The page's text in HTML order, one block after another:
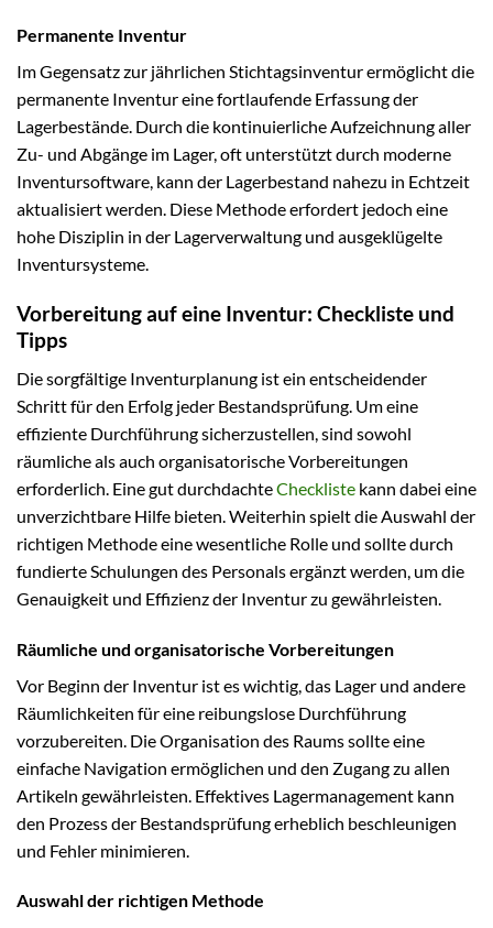
Permanente Inventur
Im Gegensatz zur jährlichen Stichtagsinventur ermöglicht die
permanente Inventur eine fortlaufende Erfassung der
Lagerbestände. Durch die kontinuierliche Aufzeichnung aller
Zu- und Abgänge im Lager, oft unterstützt durch moderne
Inventursoftware, kann der Lagerbestand nahezu in Echtzeit
aktualisiert werden. Diese Methode erfordert jedoch eine
hohe Disziplin in der Lagerverwaltung und ausgeklügelte
Inventursysteme.
Vorbereitung auf eine Inventur: Checkliste und
Tipps
Die sorgfältige Inventurplanung ist ein entscheidender
Schritt für den Erfolg jeder Bestandsprüfung. Um eine
effiziente Durchführung sicherzustellen, sind sowohl
räumliche als auch organisatorische Vorbereitungen
erforderlich. Eine gut durchdachteCheckliste kann dabei eine
unverzichtbare Hilfe bieten. Weiterhin spielt die Auswahl der
richtigen Methode eine wesentliche Rolle und sollte durch
fundierte Schulungen des Personals ergänzt werden, um die
Genauigkeit und Effizienz der Inventur zu gewährleisten.
Räumliche und organisatorische Vorbereitungen
Vor Beginn der Inventur ist es wichtig, das Lager und andere
Räumlichkeiten für eine reibungslose Durchführung
vorzubereiten. Die Organisation des Raums sollte eine
einfache Navigation ermöglichen und den Zugang zu allen
Artikeln gewährleisten. Effektives Lagermanagement kann
den Prozess der Bestandsprüfung erheblich beschleunigen
und Fehler minimieren.
Auswahl der richtigen Methode